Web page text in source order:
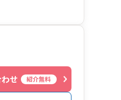
せ 紹介無料